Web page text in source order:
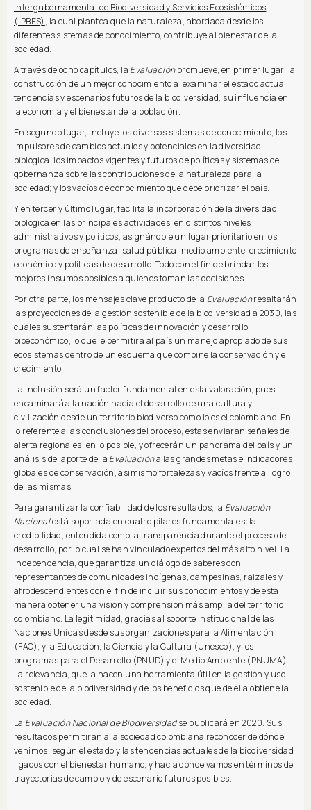
Intergubernamental de Biodiversidad y Servicios Ecosistémicos
(IPBES) , la cual plantea que la naturaleza, abordada desde los
diferentes sistemas de conocimiento, contribuye al bienestar de la
sociedad.
A través de ocho capítulos, la Evaluaciónpromueve, en primer lugar, la
construcción de un mejor conocimiento al examinar el estado actual,
tendencias y escenarios futuros de la biodiversidad, su influencia en
la economía y el bienestar de la población.
En segundo lugar, incluye los diversos sistemas de conocimiento; los
impulsores de cambios actuales y potenciales en la diversidad
biológica; los impactos vigentes y futuros de políticas y sistemas de
gobernanza sobre las contribuciones de la naturaleza para la
sociedad; y los vacíos de conocimiento que debe priorizar el país.
Y en tercer y último lugar, facilita la incorporación de la diversidad
biológica en las principales actividades, en distintos niveles
administrativos y políticos, asignándole un lugar prioritario en los
programas de enseñanza, salud pública, medio ambiente, crecimiento
económico y políticas de desarrollo. Todo con el fin de brindar los
mejores insumos posibles a quienes toman las decisiones.
Por otra parte, los mensajes clave producto de la Evaluaciónresaltarán
las proyecciones de la gestión sostenible de la biodiversidad a 2030, las
cuales sustentarán las políticas de innovación y desarrollo
bioeconómico, lo que le permitirá al país un manejo apropiado de sus
ecosistemas dentro de un esquema que combine la conservación y el
crecimiento.
La inclusión será un factor fundamental en esta valoración, pues
encaminará a la nación hacia el desarrollo de una cultura y
civilización desde un territorio biodiverso como lo es el colombiano. En
lo referente a las conclusiones del proceso, estas enviarán señales de
alerta regionales, en lo posible, y ofrecerán un panorama del país y un
análisis del aporte de la Evaluacióna las grandes metas e indicadores
globales de conservación, asimismo fortalezas y vacíos frente al logro
de las mismas.
Para garantizar la confiabilidad de los resultados, la Evaluación
Nacionalestá soportada en cuatro pilares fundamentales: la
credibilidad, entendida como la transparencia durante el proceso de
desarrollo, por lo cual se han vinculado expertos del más alto nivel. La
independencia, que garantiza un diálogo de saberes con
representantes de comunidades indígenas, campesinas, raizales y
afrodescendientes con el fin de incluir sus conocimientos y de esta
manera obtener una visión y comprensión más amplia del territorio
colombiano. La legitimidad, gracias al soporte institucional de las
Naciones Unidas desde sus organizaciones para la Alimentación
(FAO), y la Educación, la Ciencia y la Cultura (Unesco); y los
programas para el Desarrollo (PNUD) y el Medio Ambiente (PNUMA).
La relevancia, que la hacen una herramienta útil en la gestión y uso
sostenible de la biodiversidad y de los beneficios que de ella obtiene la
sociedad.
La Evaluación Nacional de Biodiversidadse publicará en 2020. Sus
resultados permitirán a la sociedad colombiana reconocer de dónde
venimos, según el estado y las tendencias actuales de la biodiversidad
ligados con el bienestar humano, y hacia dónde vamos en términos de
trayectorias de cambio y de escenario futuros posibles.